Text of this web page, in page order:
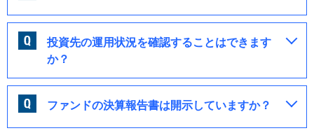
投資先の運用状況を確認することはできます
か？
ファンドの決算報告書は開示していますか？